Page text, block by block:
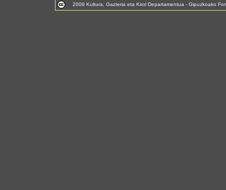
2009 Kultura, Gazteria eta Kirol Departamentua - Gipuzkoako